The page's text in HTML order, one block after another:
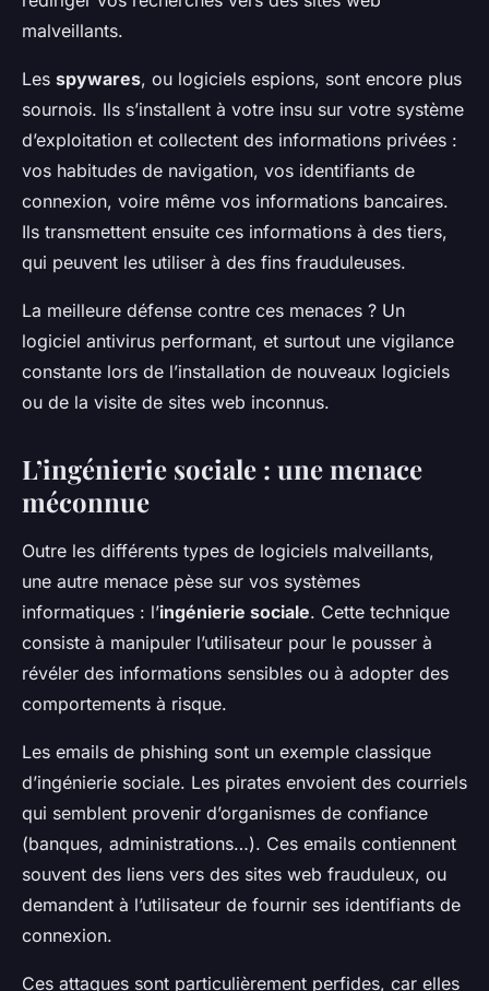
malveillants.
Les spywares, ou logiciels espions, sont encore plus
sournois. Ils s’installent à votre insu sur votre système
d’exploitation et collectent des informations privées :
vos habitudes de navigation, vos identifiants de
connexion, voire même vos informations bancaires.
Ils transmettent ensuite ces informations à des tiers,
qui peuvent les utiliser à des fins frauduleuses.
La meilleure défense contre ces menaces ? Un
logiciel antivirus performant, et surtout une vigilance
constante lors de l’installation de nouveaux logiciels
ou de la visite de sites web inconnus.
L’ingénierie sociale : une menace
méconnue
Outre les différents types de logiciels malveillants,
une autre menace pèse sur vos systèmes
informatiques : l’ingénierie sociale. Cette technique
consiste à manipuler l’utilisateur pour le pousser à
révéler des informations sensibles ou à adopter des
comportements à risque.
Les emails de phishing sont un exemple classique
d’ingénierie sociale. Les pirates envoient des courriels
qui semblent provenir d’organismes de confiance
(banques, administrations…). Ces emails contiennent
souvent des liens vers des sites web frauduleux, ou
demandent à l’utilisateur de fournir ses identifiants de
connexion.
Ces attaques sont particulièrement perfides, car elles